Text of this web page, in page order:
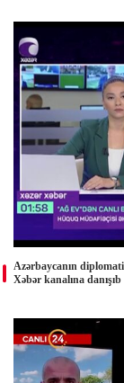
Azərbaycanın
Xəbər kanalına danışıb